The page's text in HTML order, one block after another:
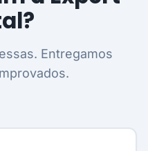
Entregamos